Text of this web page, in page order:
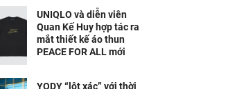
UNIQLO và diễn viên
Quan Kế Huy hợp tác ra
mắt thiết kế áo thun
PEACE FOR ALL mới
YODY “lột xác” với thời